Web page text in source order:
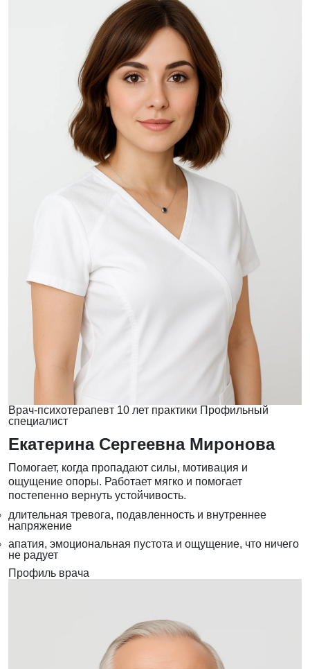
Врач-психотерапевт 10 лет практики Профильный
специалист
Екатерина Сергеевна Миронова
Помогает, когда пропадают силы, мотивация и
ощущение опоры. Работает мягко и помогает
постепенно вернуть устойчивость.
длительная тревога, подавленность и внутреннее
напряжение
апатия, эмоциональная пустота и ощущение, что ничего
не радует
Профиль врача